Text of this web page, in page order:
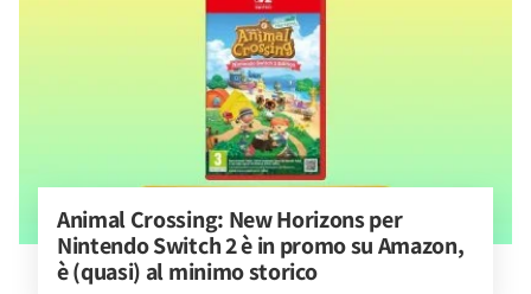
Animal Crossing: New Horizons per
Nintendo Switch 2 è in promo su Amazon,
è (quasi) al minimo storico